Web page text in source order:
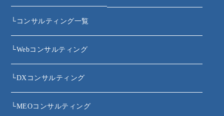
└ コンサルティング一覧
└Webコンサルティング
└DXコンサルティング
└MEOコンサルティング